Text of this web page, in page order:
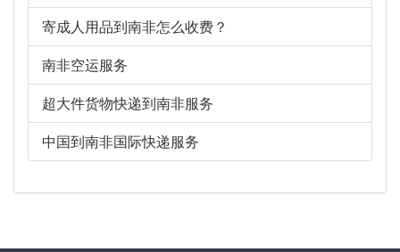
寄成人用品到南非怎么收费？
南非空运服务
超大件货物快递到南非服务
中国到南非国际快递服务